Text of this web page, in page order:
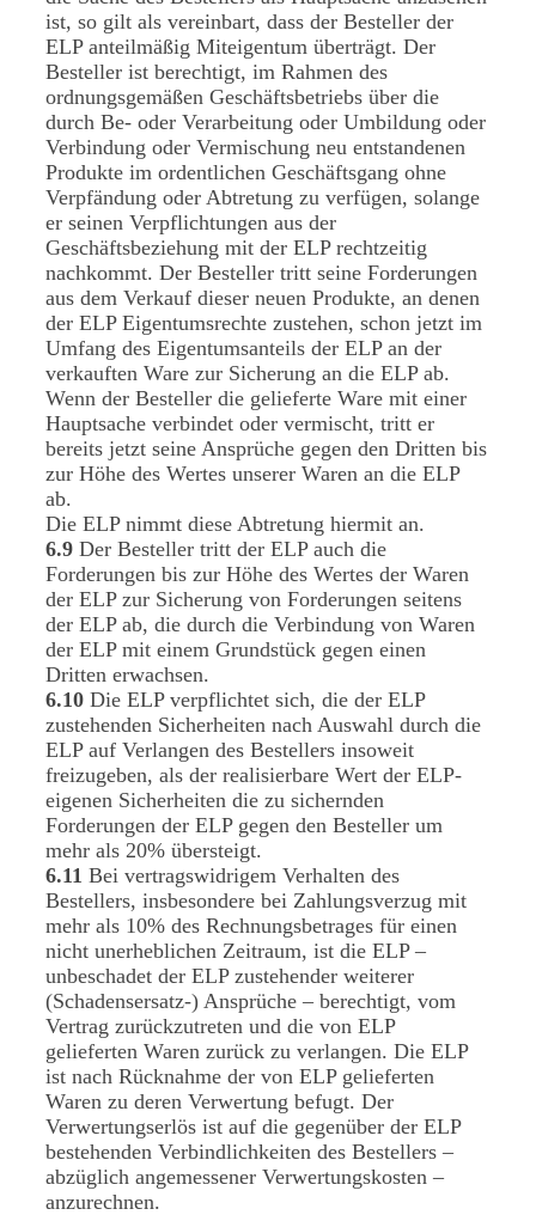
ist, so gilt als vereinbart, dass der Besteller der
ELP anteilmäßig Miteigentum überträgt. Der
Besteller ist berechtigt, im Rahmen des
ordnungsgemäßen Geschäftsbetriebs über die
durch Be- oder Verarbeitung oder Umbildung oder
Verbindung oder Vermischung neu entstandenen
Produkte im ordentlichen Geschäftsgang ohne
Verpfändung oder Abtretung zu verfügen, solange
er seinen Verpflichtungen aus der
Geschäftsbeziehung mit der ELP rechtzeitig
nachkommt. Der Besteller tritt seine Forderungen
aus dem Verkauf dieser neuen Produkte, an denen
der ELP Eigentumsrechte zustehen, schon jetzt im
Umfang des Eigentumsanteils der ELP an der
verkauften Ware zur Sicherung an die ELP ab.
Wenn der Besteller die gelieferte Ware mit einer
Hauptsache verbindet oder vermischt, tritt er
bereits jetzt seine Ansprüche gegen den Dritten bis
zur Höhe des Wertes unserer Waren an die ELP
ab.
Die ELP nimmt diese Abtretung hiermit an.
6.9 Der Besteller tritt der ELP auch die
Forderungen bis zur Höhe des Wertes der Waren
der ELP zur Sicherung von Forderungen seitens
der ELP ab, die durch die Verbindung von Waren
der ELP mit einem Grundstück gegen einen
Dritten erwachsen.
6.10 Die ELP verpflichtet sich, die der ELP
zustehenden Sicherheiten nach Auswahl durch die
ELP auf Verlangen des Bestellers insoweit
freizugeben, als der realisierbare Wert der ELP-
eigenen Sicherheiten die zu sichernden
Forderungen der ELP gegen den Besteller um
mehr als 20% übersteigt.
6.11 Bei vertragswidrigem Verhalten des
Bestellers, insbesondere bei Zahlungsverzug mit
mehr als 10% des Rechnungsbetrages für einen
nicht unerheblichen Zeitraum, ist die ELP –
unbeschadet der ELP zustehender weiterer
(Schadensersatz-) Ansprüche – berechtigt, vom
Vertrag zurückzutreten und die von ELP
gelieferten Waren zurück zu verlangen. Die ELP
ist nach Rücknahme der von ELP gelieferten
Waren zu deren Verwertung befugt. Der
Verwertungserlös ist auf die gegenüber der ELP
bestehenden Verbindlichkeiten des Bestellers –
abzüglich angemessener Verwertungskosten –
anzurechnen.